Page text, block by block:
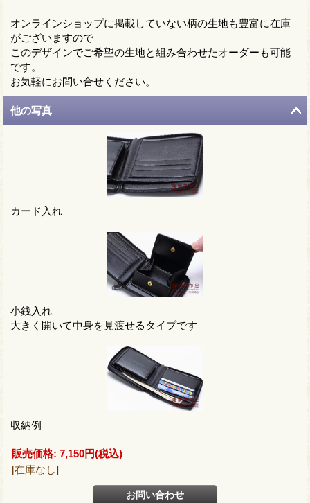
オンラインショップに掲載していない柄の生地も豊富に在庫
がございますので
このデザインでご希望の生地と組み合わせたオーダーも可能
です。
お気軽にお問い合せください。
他の写真
カード入れ
小銭入れ
大きく開いて中身を見渡せるタイプです
収納例
販売価格: 7,150円(税込)
[在庫なし]